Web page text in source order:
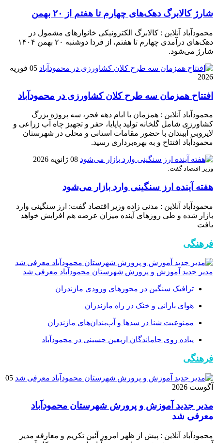
شارژ کالابرگ دهک‌های چهارم تا هفتم از ۲۰ بهمن
محمودآباد آنلاین : کالابرگ الکترونیکی خانوار‌های مشمول در
دهک‌های درآمدی چهارم تا هفتم، از فردا دوشنبه ۲۰ بهمن ۱۴۰۴
شارژ می‌شود.
05 فوریه
2026
افتتاح همزمان سه طرح کلان کشاورزی در محمودآباد
محمودآباد آنلاین : همزمان با ایام دهه فجر، سه پروژه بزرگ
کشاورزی شامل گلخانه تولید پاپایا، حفر و تجهیز چاه آب زراعی و
لایروبی آببندان با حضور مقامات استانی و محلی در شهرستان
محمودآباد افتتاح و به بهره‌برداری رسید.
08 ژانویه 2026
وزیر اقتصاد گفت:
هفته آینده ارز سنگینی وارد بازار می‌شود
محمودآباد آنلاین : مدنی زاده وزیر اقتصاد گفت: ارز سنگینی وارد
بازار شده و طی روز‌های آینده میزان عرضه هم افزایش خواهد
یافت
فرهنگی
مدیر جدید آموزش و پرورش شهرستان محمودآباد معرفی شد
ترافیک سنگین در محور‌های ورودی مازندران
هوای بارانی و خنک در راه مازندران
ممنوعیت شنا در سدها و آب‌بندان‌‌های مازندران
پیاده روی جاماندگان اربعین حسینی در محمودآباد
فرهنگی
05
آگوست 2026
مدیر جدید آموزش و پرورش شهرستان محمودآباد
معرفی شد
محمودآباد آنلاین : پیش از ظهر امروز آئین تکریم و معارفه مدیر